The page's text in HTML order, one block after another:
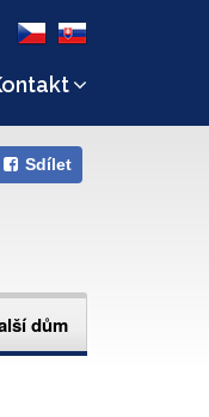
Sdílet
dům